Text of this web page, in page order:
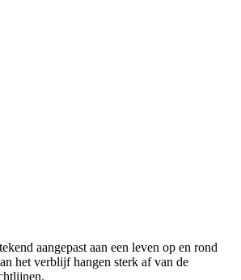
aangepast aan een leven op en rond
het verblijf hangen sterk af van de